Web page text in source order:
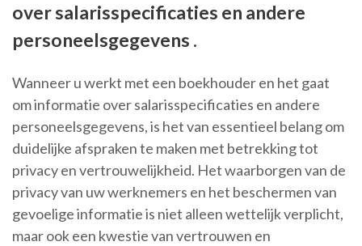
over salarisspecificaties en andere
personeelsgegevens .
Wanneer u werkt met een boekhouder en het gaat
om informatie over salarisspecificaties en andere
personeelsgegevens, is het van essentieel belang om
duidelijke afspraken te maken met betrekking tot
privacy en vertrouwelijkheid. Het waarborgen van de
privacy van uw werknemers en het beschermen van
gevoelige informatie is niet alleen wettelijk verplicht,
maar ook een kwestie van vertrouwen en